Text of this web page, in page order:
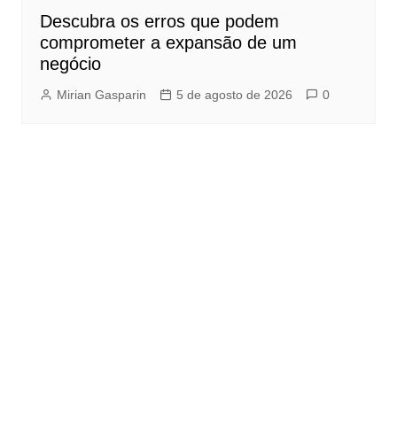
Descubra os erros que podem
comprometer a expansão de um
negócio
Mirian Gasparin 5 de agosto de 2026 0